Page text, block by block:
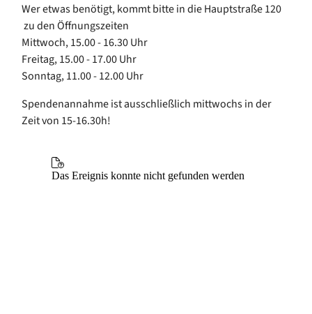
Wer etwas benötigt, kommt bitte in die Hauptstraße 120
zu den Öffnungszeiten
Mittwoch, 15.00 - 16.30 Uhr
Freitag, 15.00 - 17.00 Uhr
Sonntag, 11.00 - 12.00 Uhr
Spendenannahme ist ausschließlich mittwochs in der
Zeit von 15-16.30h!